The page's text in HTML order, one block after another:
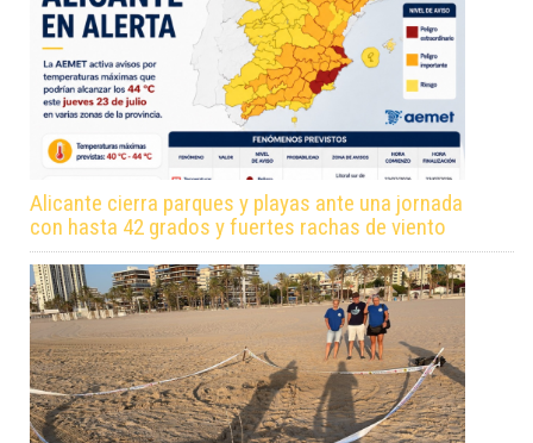
Alicante cierra parques y playas ante una jornada
con hasta 42 grados y fuertes rachas de viento